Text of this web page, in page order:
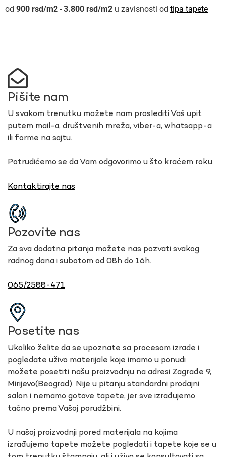
900 rsd - 3.800 rsd u zavisnosti od tipa tapete
Pišite nam
U svakom trenutku možete nam proslediti Vaš upit
putem mail-a, društvenih mreža, viber-a, whatsapp-a
ili forme na sajtu.
Potrudićemo se da Vam odgovorimo u što kraćem roku.
Kontaktirajte nas
Pozovite nas
Za sva dodatna pitanja možete nas pozvati svakog
radnog dana i subotom od 08h do 16h.
065/2588-471
Posetite nas
Ukoliko želite da se upoznate sa procesom izrade i
pogledate uživo materijale koje imamo u ponudi
možete posetiti našu proizvodnju na adresi Zagrađe 9,
Mirijevo(Beograd). Nije u pitanju standardni prodajni
salon i nemamo gotove tapete, jer sve izrađujemo
tačno prema Vašoj porudžbini.
U našoj proizvodnji pored materijala na kojima
izrađujemo tapete možete pogledati i tapete koje se u